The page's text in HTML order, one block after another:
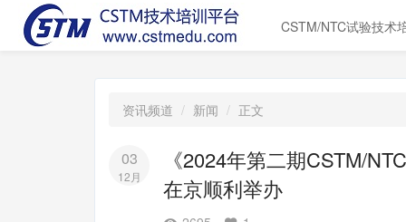
CSTM/NTC试验技术
资讯频道 新闻 正文
03
12月
《2024年第二期CSTM/
在京顺利举办